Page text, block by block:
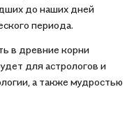
до наших дней
периода.
в древние корни
для астрологов и
а также мудростью